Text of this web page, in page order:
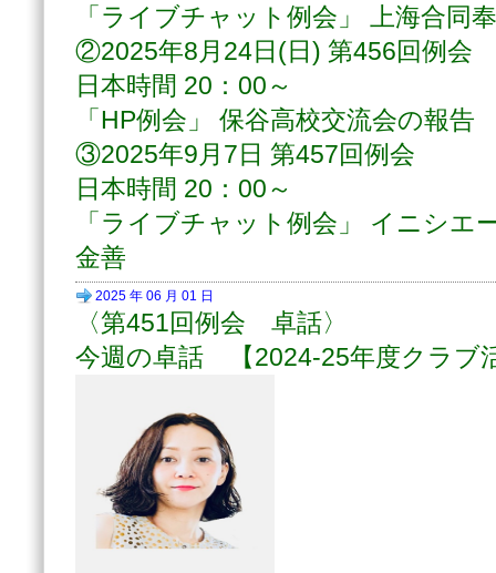
「ライブチャット例会」 上海合同
②2025年8月24日(日) 第456回例会
日本時間 20：00～
「HP例会」 保谷高校交流会の報告
③2025年9月7日 第457回例会
日本時間 20：00～
「ライブチャット例会」 イニシエ
金善
2025 年 06 月 01 日
〈第451回例会 卓話〉
今週の卓話
【2024-25年度クラブ